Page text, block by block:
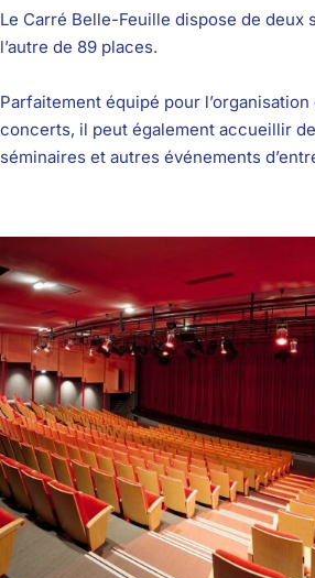
Le Carré Belle-Feuille dispose de deux
l’autre de 89 places.
Parfaitement équipé pour
concerts, il peut également accueillir
séminaires et autres événements